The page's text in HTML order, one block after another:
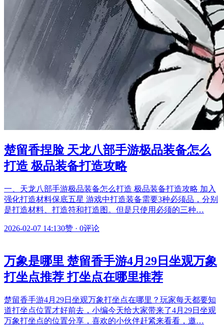
楚留香捏脸 天龙八部手游极品装备怎么
打造 极品装备打造攻略
一、天龙八部手游极品装备怎么打造 极品装备打造攻略 加入
强化打造材料保底五星 游戏中打造装备需要3种必须品，分别
是打造材料、打造符和打造图。但是只使用必须的三种…
2026-02-07 14:130赞 · 0评论
万象是哪里 楚留香手游4月29日坐观万象
打坐点推荐 打坐点在哪里推荐
楚留香手游4月29日坐观万象打坐点在哪里？玩家每天都要知
道打坐点位置才好前去，小编今天给大家带来了4月29日坐观
万象打坐点的位置分享，喜欢的小伙伴赶紧来看看，邀…